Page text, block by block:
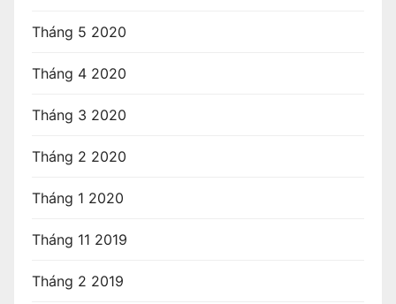
Tháng 5 2020
Tháng 4 2020
Tháng 3 2020
Tháng 2 2020
Tháng 1 2020
Tháng 11 2019
Tháng 2 2019